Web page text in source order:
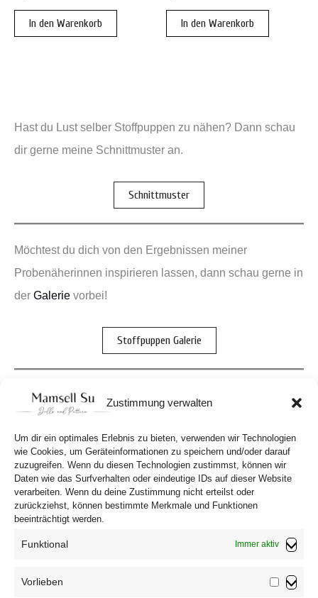
Zustimmung verwalten
Um dir ein optimales Erlebnis zu bieten, verwenden wir Technologien
wie Cookies, um Geräteinformationen zu speichern und/oder darauf
zuzugreifen. Wenn du diesen Technologien zustimmst, können wir
Daten wie das Surfverhalten oder eindeutige IDs auf dieser Website
verarbeiten. Wenn du deine Zustimmung nicht erteilst oder
zurückziehst, können bestimmte Merkmale und Funktionen
beeinträchtigt werden.
Funktional Immer aktiv
Vorlieben
In den Warenkorb In den Warenkorb
Hast du Lust selber Stoffpuppen zu nähen? Dann schau
dir gerne meine Schnittmuster an.
Schnittmuster
Möchtest du dich von den Ergebnissen meiner
Probenäherinnen inspirieren lassen, dann schau gerne in
der Galerie vorbei!
Stoffpuppen Galerie
Hast du Lust beim nächsten Probenähen mitzumachen?
Dann schreibe mir gerne eine Email.
Probenähen